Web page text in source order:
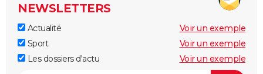
NEWSLETTERS
Actualité
Voir un exemple
Sport
Voir un exemple
Les dossiers d'actu
Voir un exemple